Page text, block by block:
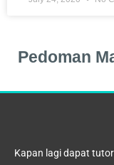
Pedoman
Kapan lagi dapat